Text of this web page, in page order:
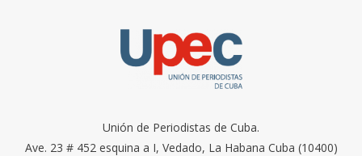
Unión de Periodistas de Cuba.
Ave. 23 # 452 esquina a I, Vedado, La Habana Cuba (10400)